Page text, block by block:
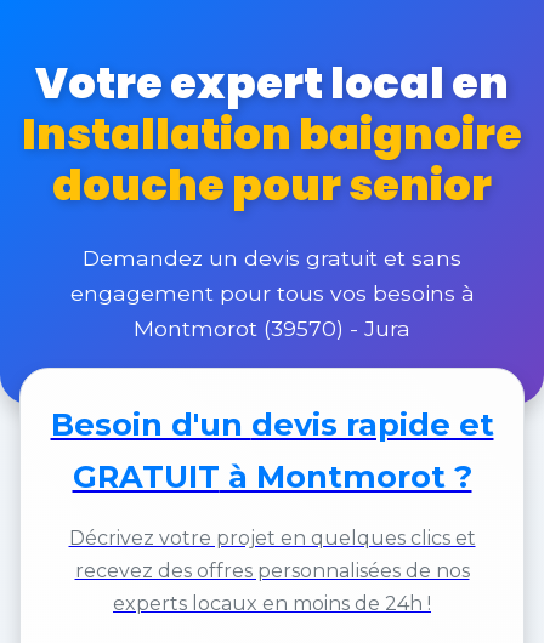
Votre expert local en
Installation baignoire
douche pour senior
Demandez un devis gratuit et sans
engagement pour tous vos besoins à
Montmorot (39570) - Jura
Besoin d'un devis rapide et
GRATUIT à Montmorot ?
Décrivez votre projet en quelques clics et
recevez des offres personnalisées de nos
experts locaux en moins de 24h !